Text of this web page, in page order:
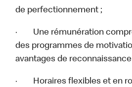
de perfectionnement ;
· Une rémunération
des programmes de
avantages de
· Horaires flexibles et en